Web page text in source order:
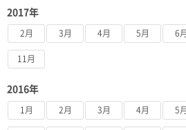
2017年
2月 3月 4月 5月 6月
11月
2016年
1月 2月 3月 4月 5月